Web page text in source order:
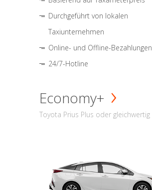
Durchgeführt von lokalen
Taxiunternehmen
Online- und Offline-Bezahlungen
24/7-Hotline
Economy+
Toyota Prius Plus oder gleichwertig